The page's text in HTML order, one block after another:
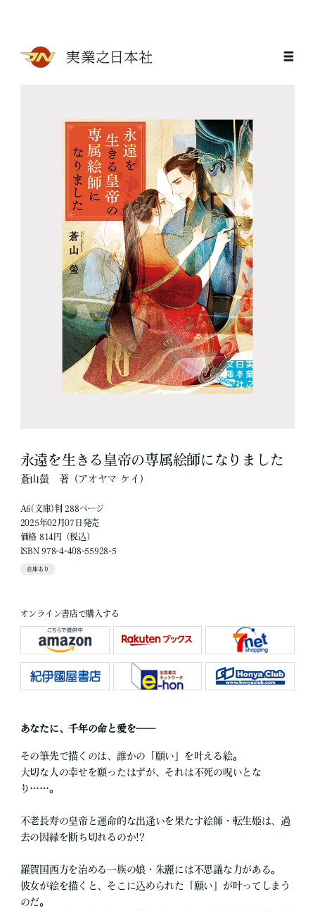
永遠を生きる皇帝の専属絵師になりました
蒼山螢 著（アオヤマ ケイ）
A6(文庫)判 288ページ
2025年02月07日発売
価格 814円（税込）
ISBN 978-4-408-55928-5
在庫あり
オンライン書店で購入する
あなたに、千年の命と愛を――
その筆先で描くのは、誰かの「願い」を叶える絵。
大切な人の幸せを願ったはずが、それは不死の呪いとな
り……。
不老長寿の皇帝と運命的な出逢いを果たす絵師・転生姫は、過
去の因縁を断ち切れるのか!?
羅賀国西方を治める一族の娘・朱麗には不思議な力がある。
彼女が絵を描くと、そこに込められた「願い」が叶ってしまう
のだ。